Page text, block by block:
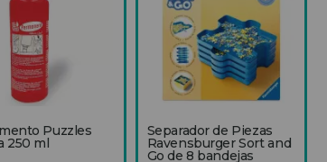
Puzzles
250 ml
Separador de Piezas
Ravensburger Sort and
Go de 8 bandejas